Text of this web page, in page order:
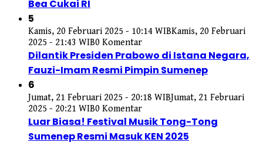
Bea Cukai RI
5
Kamis, 20 Februari 2025 - 10:14 WIBKamis, 20 Februari
2025 - 21:43 WIB0 Komentar
Dilantik Presiden Prabowo di Istana Negara,
Fauzi-Imam Resmi Pimpin Sumenep
6
Jumat, 21 Februari 2025 - 20:18 WIBJumat, 21 Februari
2025 - 20:21 WIB0 Komentar
Luar Biasa! Festival Musik Tong-Tong
Sumenep Resmi Masuk KEN 2025